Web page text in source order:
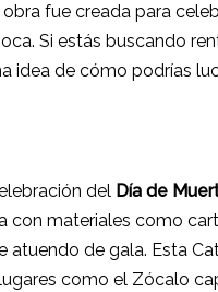
fue creada para
Si estás buscando
idea de cómo podrías
del Día de
con materiales como
de gala. Esta
como el Zócalo